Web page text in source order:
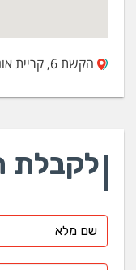
הקשת 6, קריית אונו 55401
לקבלת